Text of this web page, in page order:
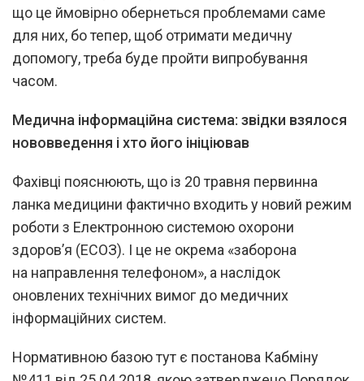
що це ймовірно обернеться проблемами саме
для них, бо тепер, щоб отримати медичну
допомогу, треба буде пройти випробування
часом.
Медична інформаційна система: звідки взялося
нововведення і хто його ініціював
Фахівці пояснюють, що із 20 травня первинна
ланка медицини фактично входить у новий режим
роботи з Електронною системою охорони
здоров’я (ЕСОЗ). І це не окрема «заборона
на направлення телефоном», а наслідок
оновлених технічних вимог до медичних
інформаційних систем.
Нормативною базою тут є постанова Кабміну